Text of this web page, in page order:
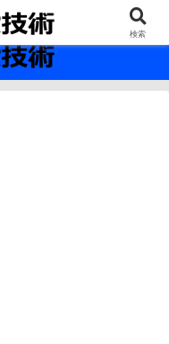
ンフラ。
検索